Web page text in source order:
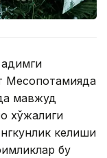
Месопотамияда
мавжуд
хўжалиги
келиши
бу